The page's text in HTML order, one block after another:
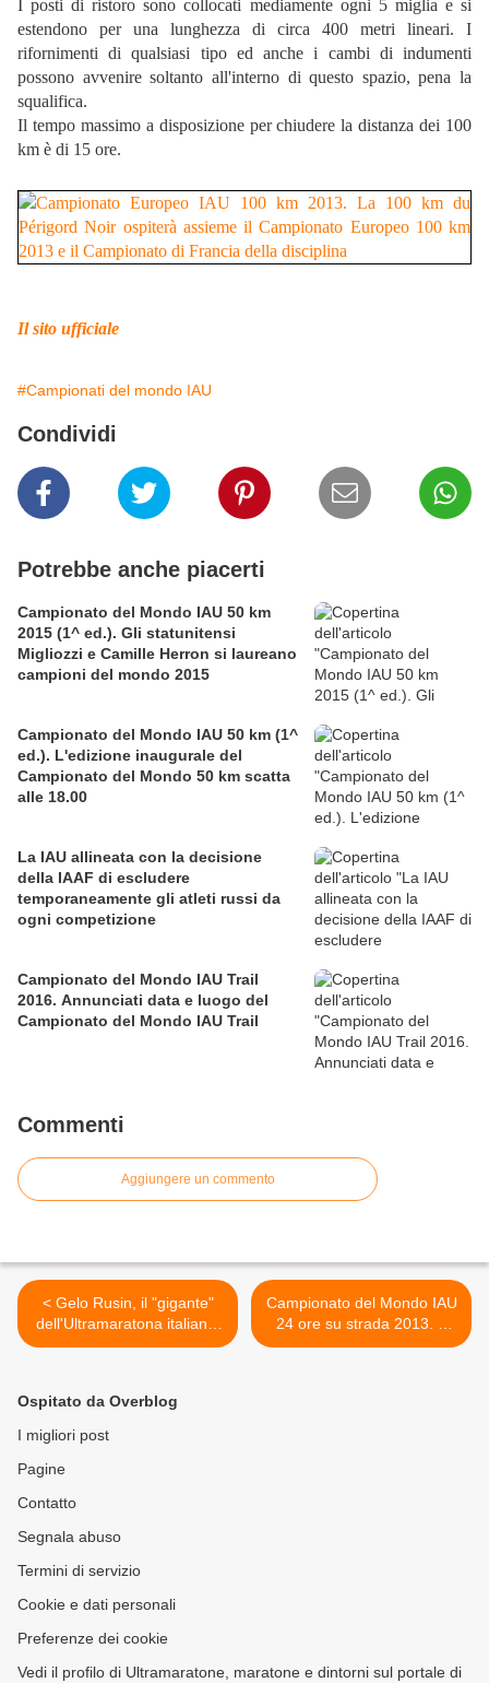
I posti di ristoro sono collocati mediamente ogni 5 miglia e si
estendono per una lunghezza di circa 400 metri lineari. I
rifornimenti di qualsiasi tipo ed anche i cambi di indumenti
possono avvenire soltanto all'interno di questo spazio, pena la
squalifica.
Il tempo massimo a disposizione per chiudere la distanza dei 100
km è di 15 ore.
Il sito ufficiale
#Campionati del mondo IAU
Condividi
Potrebbe anche piacerti
Campionato del Mondo IAU 50 km
2015 (1^ ed.). Gli statunitensi
Migliozzi e Camille Herron si laureano
campioni del mondo 2015
Campionato del Mondo IAU 50 km (1^
ed.). L'edizione inaugurale del
Campionato del Mondo 50 km scatta
alle 18.00
La IAU allineata con la decisione
della IAAF di escludere
temporaneamente gli atleti russi da
ogni competizione
Campionato del Mondo IAU Trail
2016. Annunciati data e luogo del
Campionato del Mondo IAU Trail
Commenti
Aggiungere un commento
< Gelo Rusin, il "gigante"
dell'Ultramaratona italiana:
"Ma sono solo un
Campionato del Mondo IAU
24 ore su strada 2013. A
Steenbergen (Olanda) si
Ospitato da Overblog
I migliori post
Pagine
Contatto
Segnala abuso
Termini di servizio
Cookie e dati personali
Preferenze dei cookie
Vedi il profilo di Ultramaratone, maratone e dintorni sul portale di